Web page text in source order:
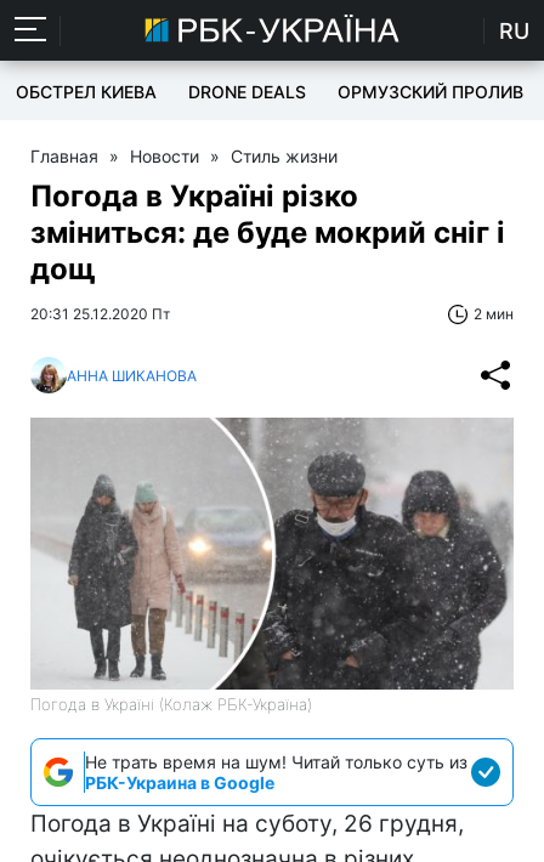
RU
ОБСТРЕЛ КИЕВА DRONE DEALS ОРМУЗСКИЙ ПРОЛИВ
Главная » Новости » Стиль жизни
Погода в Україні різко
зміниться: де буде мокрий сніг і
дощ
20:31 25.12.2020 Пт 2 мин
АННА ШИКАНОВА
Погода в Україні (Колаж РБК-Україна)
Не трать время на шум! Читай только суть из
РБК-Украина в Google
Погода в Україні на суботу, 26 грудня,